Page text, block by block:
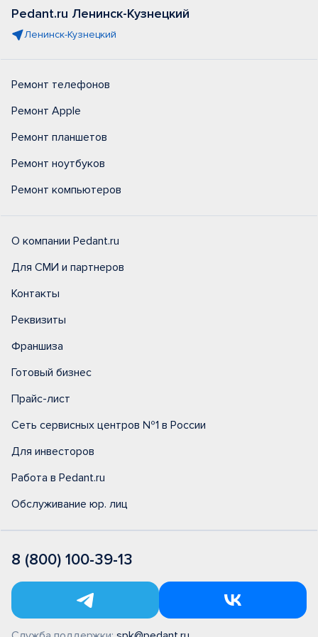
Pedant.ru Ленинск-Кузнецкий
Ленинск-Кузнецкий
Ремонт телефонов
Ремонт Apple
Ремонт планшетов
Ремонт ноутбуков
Ремонт компьютеров
О компании Pedant.ru
Для СМИ и партнеров
Контакты
Реквизиты
Франшиза
Готовый бизнес
Прайс-лист
Сеть сервисных центров №1 в России
Для инвесторов
Работа в Pedant.ru
Обслуживание юр. лиц
8 (800) 100-39-13